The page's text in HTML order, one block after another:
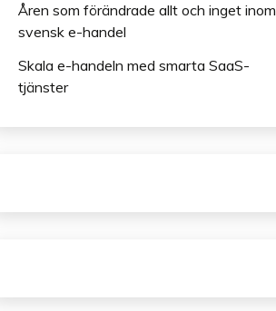
Åren som förändrade allt och inget inom
svensk e-handel
Skala e-handeln med smarta SaaS-
tjänster